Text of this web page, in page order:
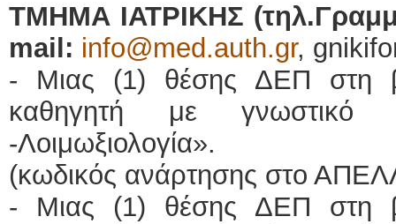
ΤΜΗΜΑ ΙΑΤΡΙΚΗΣ
mail : info@med.auth.gr,
- Μιας (1) θέσης ΔΕΠ στη
καθηγητή με γνωστικό
-Λοιμωξιολογία».
(κωδικός ανάρτησης στο
- Μιας (1) θέσης ΔΕΠ στη